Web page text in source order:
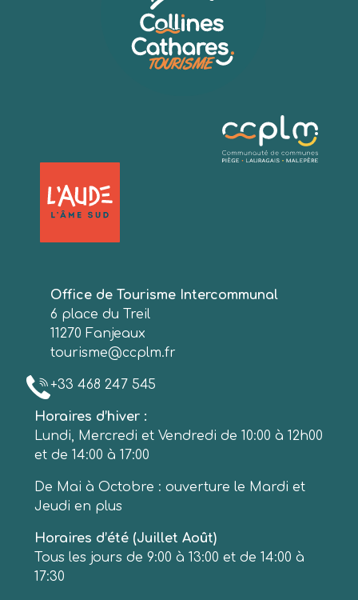
Office de Tourisme Intercommunal
6 place du Treil
11270 Fanjeaux
tourisme@ccplm.fr
+33 468 247 545
Horaires d’hiver :
Lundi, Mercredi et Vendredi de 10:00 à 12h00
et de 14:00 à 17:00
De Mai à Octobre : ouverture le Mardi et
Jeudi en plus
Horaires d’été (Juillet Août)
Tous les jours de 9:00 à 13:00 et de 14:00 à
17:30